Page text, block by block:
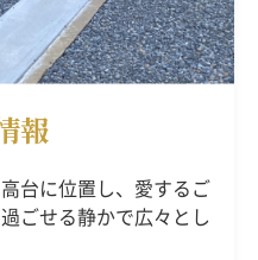
報
台に位置し、愛するご
ごせる静かで広々とし